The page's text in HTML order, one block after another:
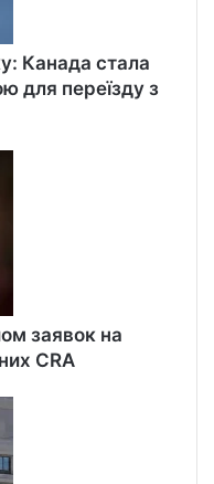
Канада стала
для переїзду з
заявок на
CRA